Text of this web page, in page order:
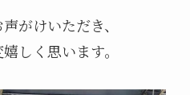
がけいただき、
しく思います。